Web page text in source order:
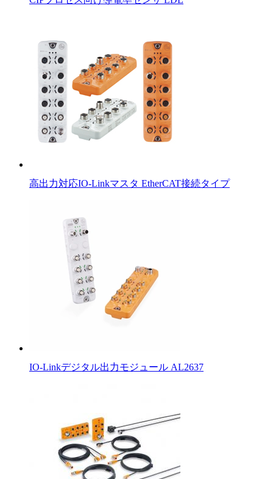
高出力対応IO-Linkマスタ EtherCAT接続タイプ
IO-Linkデジタル出力モジュール AL2637